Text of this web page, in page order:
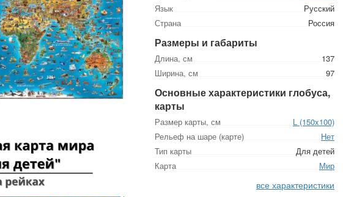
Язык
Русский
Страна
Россия
Размеры и габариты
Длина, см
137
Ширина, см
97
Основные характеристики глобуса,
карты
Размер карты, см
L (150x100)
Рельеф на шаре (карте)
Нет
Тип карты
Для детей
Карта
Мир
все характеристики